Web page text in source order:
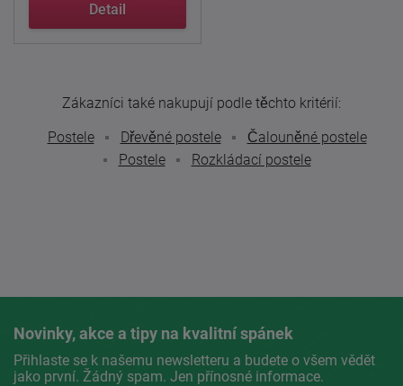
Detail
Zákazníci také nakupují podle těchto kritérií:
Postele
Dřevěné postele
Čalouněné postele
Postele
Rozkládací postele
Novinky, akce a tipy na kvalitní spánek
Přihlaste se k našemu newsletteru a budete o všem vědět
jako první. Žádný spam. Jen přínosné informace.